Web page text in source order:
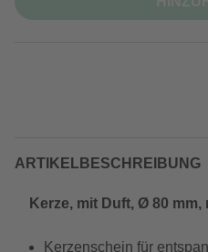
ARTIKELBESCHREIBUNG
Kerze, mit Duft, Ø 80 mm,
Kerzenschein für